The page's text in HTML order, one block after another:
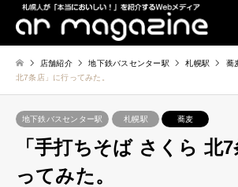
店舗紹介 地下鉄バスセンター駅 札幌駅 蕎
北7条店」に行ってみた。
地下鉄バスセンター駅 札幌駅 蕎麦
「手打ちそば さくら 北
ってみた。